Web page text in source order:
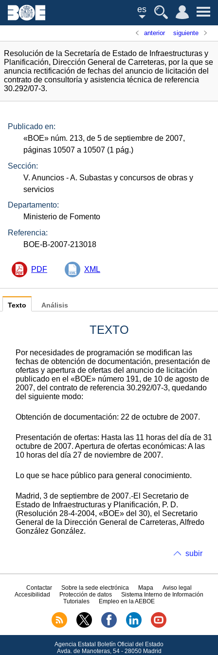
es
anterior siguiente
Resolución de la Secretaría de Estado de Infraestructuras y
Planificación, Dirección General de Carreteras, por la que se
anuncia rectificación de fechas del anuncio de licitación del
contrato de consultoría y asistencia técnica de referencia
30.292/07-3.
Publicado en:
«BOE» núm. 213, de 5 de septiembre de 2007,
páginas 10507 a 10507 (1 pág.)
Sección:
V. Anuncios - A. Subastas y concursos de obras y
servicios
Departamento:
Ministerio de Fomento
Referencia:
BOE-B-2007-213018
PDF XML
Texto
TEXTO
Por necesidades de programación se modifican las
fechas de obtención de documentación, presentación de
ofertas y apertura de ofertas del anuncio de licitación
publicado en el «BOE» número 191, de 10 de agosto de
2007, del contrato de referencia 30.292/07-3, quedando
del siguiente modo:
Obtención de documentación: 22 de octubre de 2007.
Presentación de ofertas: Hasta las 11 horas del día de 31
octubre de 2007. Apertura de ofertas económicas: A las
10 horas del día 27 de noviembre de 2007.
Lo que se hace público para general conocimiento.
Madrid, 3 de septiembre de 2007.-El Secretario de
Estado de Infraestructuras y Planificación, P. D.
(Resolución 28-4-2004, «BOE» del 30), el Secretario
General de la Dirección General de Carreteras, Alfredo
González González.
Análisis
subir
Contactar Sobre la sede electrónica Mapa
Aviso legal
Accesibilidad
Protección de datos
Sistema Interno de Información
Tutoriales
Empleo en la AEBOE
Agencia Estatal Boletín Oficial del Estado
Avda. de Manoteras, 54 - 28050 Madrid